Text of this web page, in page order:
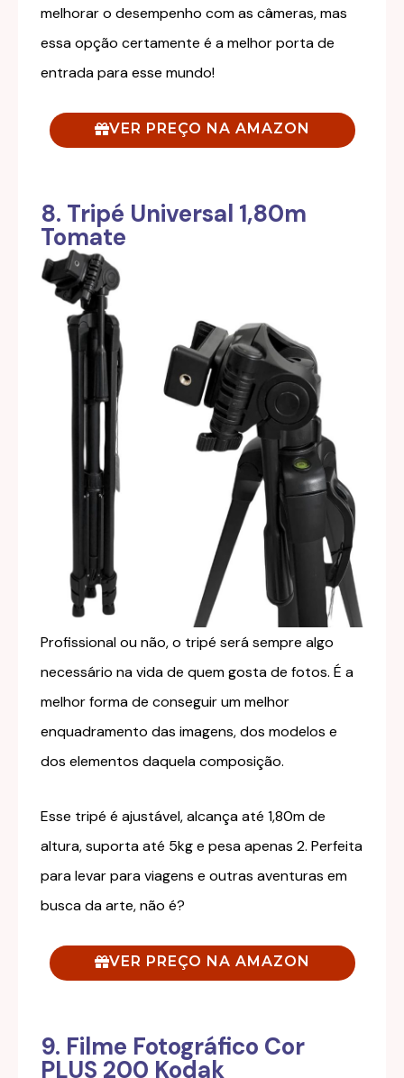
melhorar o desempenho com as câmeras, mas
essa opção certamente é a melhor porta de
entrada para esse mundo!
VER PREÇO NA AMAZON
8. Tripé Universal 1,80m
Tomate
Profissional ou não, o tripé será sempre algo
necessário na vida de quem gosta de fotos. É a
melhor forma de conseguir um melhor
enquadramento das imagens, dos modelos e
dos elementos daquela composição.
Esse tripé é ajustável, alcança até 1,80m de
altura, suporta até 5kg e pesa apenas 2. Perfeita
para levar para viagens e outras aventuras em
busca da arte, não é?
VER PREÇO NA AMAZON
9. Filme Fotográfico Cor
PLUS 200 Kodak